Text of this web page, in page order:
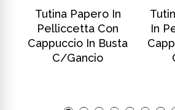
Tutina Papero In
Pelliccetta Con
Cappuccio In Busta
C/gancio
In